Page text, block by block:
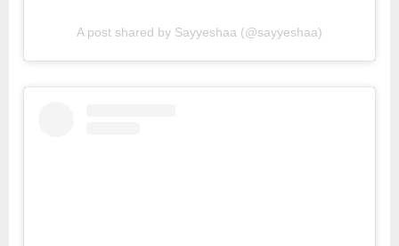
A post shared by Sayyeshaa (@sayyeshaa)